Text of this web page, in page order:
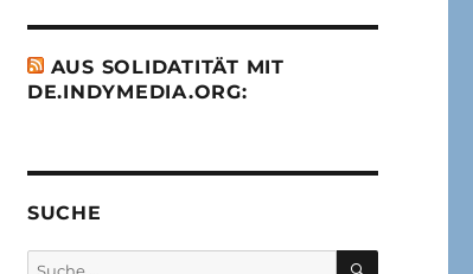
AUS SOLIDATITÄT MIT
DE.INDYMEDIA.ORG:
SUCHE
Suche
SUCHEN